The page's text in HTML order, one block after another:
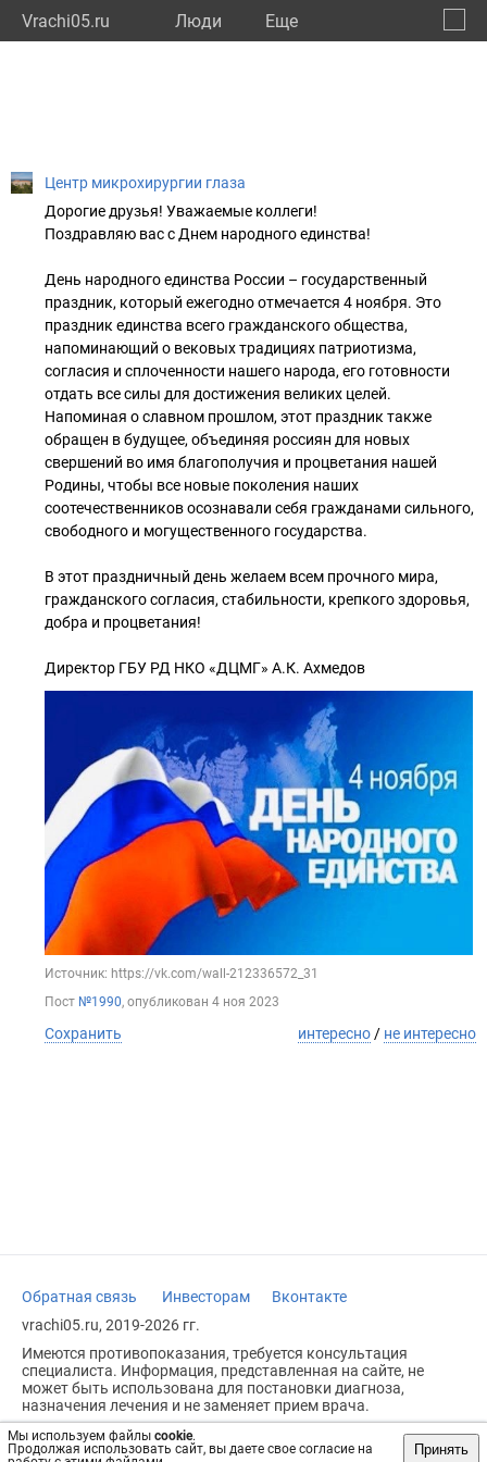
Vrachi05.ru Люди Eще
Мы используем файлы cookie.
Продолжая использовать сайт, вы даете свое согласие на
Принять
Центр микрохирургии глаза
Дорогие друзья! Уважаемые коллеги!
Поздравляю вас с Днем народного единства!
День народного единства России – государственный
праздник, который ежегодно отмечается 4 ноября. Это
праздник единства всего гражданского общества,
напоминающий о вековых традициях патриотизма,
согласия и сплоченности нашего народа, его готовности
отдать все силы для достижения великих целей.
Напоминая о славном прошлом, этот праздник также
обращен в будущее, объединяя россиян для новых
свершений во имя благополучия и процветания нашей
Родины, чтобы все новые поколения наших
соотечественников осознавали себя гражданами сильного,
свободного и могущественного государства.
В этот праздничный день желаем всем прочного мира,
гражданского согласия, стабильности, крепкого здоровья,
добра и процветания!
Директор ГБУ РД НКО «ДЦМГ» А.К. Ахмедов
Источник: https://vk.com/wall-212336572_31
Пост №1990, опубликован 4 ноя 2023
Сохранить интересно/ не интересно
Обратная связь Инвесторам
Вконтакте
vrachi05.ru, 2019-2026 гг.
Имеются противопоказания, требуется консультация
специалиста. Информация, представленная на сайте, не
может быть использована для постановки диагноза,
назначения лечения и не заменяет прием врача.
Возрастное ограничение: 18+